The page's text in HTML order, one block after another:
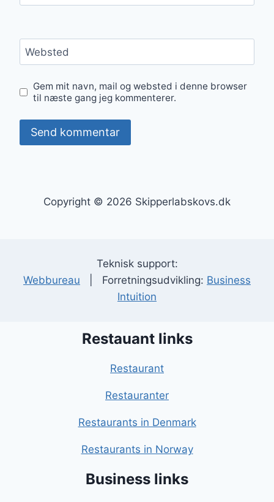
Websted
Gem mit navn, mail og websted i denne browser
til næste gang jeg kommenterer.
Copyright © 2026 Skipperlabskovs.dk
Teknisk support:
Webbureau | Forretningsudvikling: Business
Intuition
Restauant links
Restaurant
Restauranter
Restaurants in Denmark
Restaurants in Norway
Business links